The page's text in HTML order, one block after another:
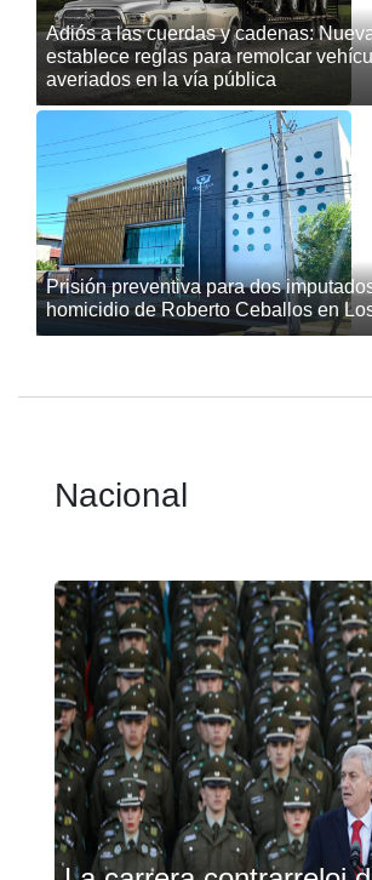
Adiós a las cuerdas y cadenas:
establece reglas para remolcar
averiados en la vía pública
Prisión preventiva para dos
homicidio de Roberto Ceballos en
Nacional